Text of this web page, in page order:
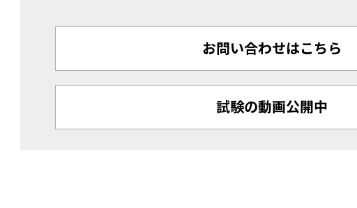
お問い合わせはこちら
試験の動画公開中